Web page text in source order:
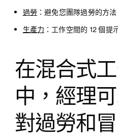
過勞 ：避免您團隊過勞的方法
生產力 ：工作空間的 12 個提
在混合式
中，經理
對過勞和